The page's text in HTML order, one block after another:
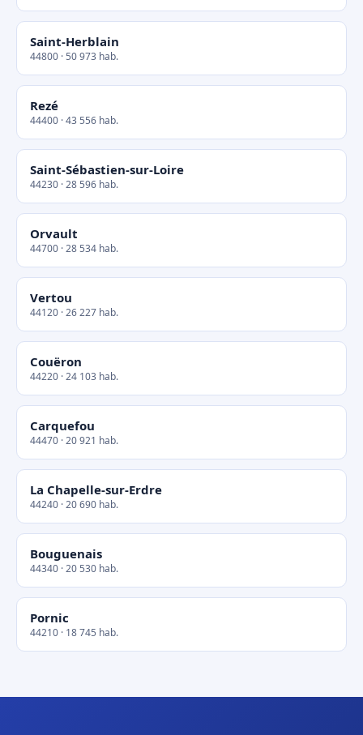
Saint-Herblain
44800 · 50 973 hab.
Rezé
44400 · 43 556 hab.
Saint-Sébastien-sur-Loire
44230 · 28 596 hab.
Orvault
44700 · 28 534 hab.
Vertou
44120 · 26 227 hab.
Couëron
44220 · 24 103 hab.
Carquefou
44470 · 20 921 hab.
La Chapelle-sur-Erdre
44240 · 20 690 hab.
Bouguenais
44340 · 20 530 hab.
Pornic
44210 · 18 745 hab.